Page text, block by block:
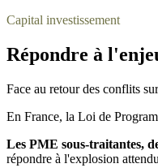
Capital investissement
Répondre à
Face au retour des conflits
En France, la Loi de
Les PME sous-traitantes,
répondre à l'explosion